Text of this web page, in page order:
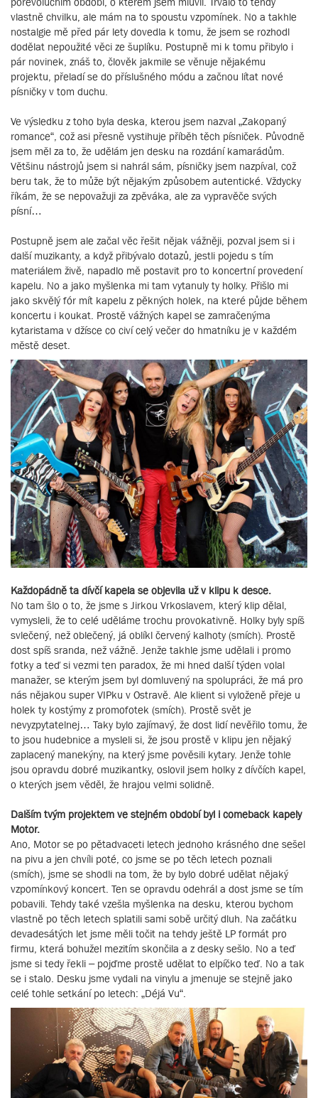
vlastně chvilku, ale mám na to spoustu vzpomínek. No a takhle
nostalgie mě před pár lety dovedla k tomu, že jsem se rozhodl
dodělat nepoužité věci ze šuplíku. Postupně mi k tomu přibylo i
pár novinek, znáš to, člověk jakmile se věnuje nějakému
projektu, přeladí se do příslušného módu a začnou lítat nové
písničky v tom duchu.
Ve výsledku z toho byla deska, kterou jsem nazval „Zakopaný
romance“, což asi přesně vystihuje příběh těch písniček. Původně
jsem měl za to, že udělám jen desku na rozdání kamarádům.
Většinu nástrojů jsem si nahrál sám, písničky jsem nazpíval, což
beru tak, že to může být nějakým způsobem autentické. Vždycky
říkám, že se nepovažuji za zpěváka, ale za vypravěče svých
písní…
Postupně jsem ale začal věc řešit nějak vážněji, pozval jsem si i
další muzikanty, a když přibývalo dotazů, jestli pojedu s tím
materiálem živě, napadlo mě postavit pro to koncertní provedení
kapelu. No a jako myšlenka mi tam vytanuly ty holky. Přišlo mi
jako skvělý fór mít kapelu z pěkných holek, na které půjde během
koncertu i koukat. Prostě vážných kapel se zamračenýma
kytaristama v džísce co civí celý večer do hmatníku je v každém
městě deset.
Každopádně ta dívčí kapela se objevila už v klipu k desce.
No tam šlo o to, že jsme s Jirkou Vrkoslavem, který klip dělal,
vymysleli, že to celé uděláme trochu provokativně. Holky byly spíš
svlečený, než oblečený, já oblíkl červený kalhoty (smích). Prostě
dost spíš sranda, než vážně. Jenže takhle jsme udělali i promo
fotky a teď si vezmi ten paradox, že mi hned další týden volal
manažer, se kterým jsem byl domluvený na spolupráci, že má pro
nás nějakou super VIPku v Ostravě. Ale klient si vyloženě přeje u
holek ty kostýmy z promofotek (smích). Prostě svět je
nevyzpytatelnej… Taky bylo zajímavý, že dost lidí nevěřilo tomu, že
to jsou hudebnice a mysleli si, že jsou prostě v klipu jen nějaký
zaplacený manekýny, na který jsme pověsili kytary. Jenže tohle
jsou opravdu dobré muzikantky, oslovil jsem holky z dívčích kapel,
o kterých jsem věděl, že hrajou velmi solidně.
Dalším tvým projektem ve stejném období byl i comeback kapely
Motor.
Ano, Motor se po pětadvaceti letech jednoho krásného dne sešel
na pivu a jen chvíli poté, co jsme se po těch letech poznali
(smích), jsme se shodli na tom, že by bylo dobré udělat nějaký
vzpomínkový koncert. Ten se opravdu odehrál a dost jsme se tím
pobavili. Tehdy také vzešla myšlenka na desku, kterou bychom
vlastně po těch letech splatili sami sobě určitý dluh. Na začátku
devadesátých let jsme měli točit na tehdy ještě LP formát pro
firmu, která bohužel mezitím skončila a z desky sešlo. No a teď
jsme si tedy řekli – pojďme prostě udělat to elpíčko teď. No a tak
se i stalo. Desku jsme vydali na vinylu a jmenuje se stejně jako
celé tohle setkání po letech: „Déjá Vu“.